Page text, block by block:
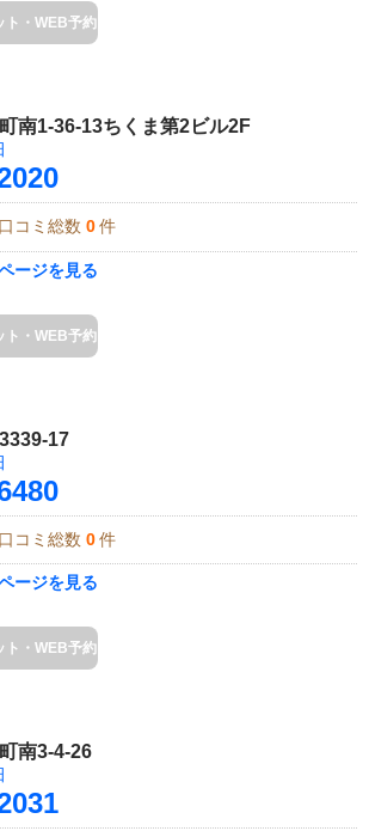
ト・WEB予約
南1-36-13ちくま第2ビル2F
コミ総数 0 件
ージを見る
ト・WEB予約
17
コミ総数 0 件
ージを見る
ト・WEB予約
南3-4-26